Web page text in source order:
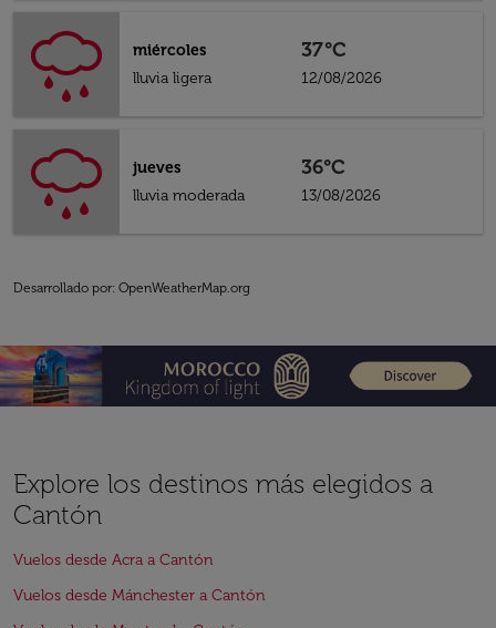
miércoles
lluvia ligera
37°C
12/08/2026
jueves
lluvia moderada
36°C
13/08/2026
Desarrollado por: OpenWeatherMap.org
Explore los destinos más elegidos a
Cantón
Vuelos desde Acra a Cantón
Vuelos desde Mánchester a Cantón